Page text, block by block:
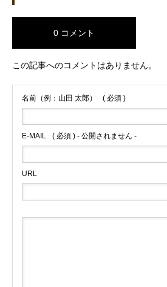
0 コメント
この記事へのコメントはありません。
名前（例：山田 太郎） ( 必須 )
E-MAIL ( 必須 ) - 公開されません -
URL